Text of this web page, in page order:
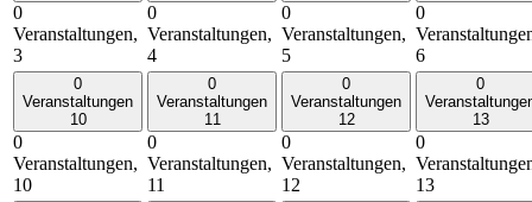
0
Veranstaltungen,
3
0
Veranstaltungen,
4
0
Veranstaltungen,
5
0
6
0
Veranstaltungen
10
0
Veranstaltungen,
10
0
Veranstaltungen
11
0
Veranstaltungen,
11
0
Veranstaltungen
12
0
Veranstaltungen,
12
0
13
0
13